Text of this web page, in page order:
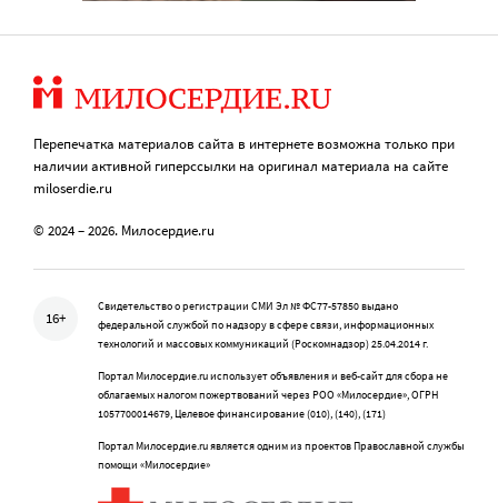
Перепечатка материалов сайта в интернете возможна только при
наличии активной гиперссылки на оригинал материала на сайте
miloserdie.ru
© 2024 – 2026. Милосердие.ru
16+
Свидетельство о регистрации СМИ Эл № ФС77-57850 выдано
федеральной службой по надзору в сфере связи, информационных
технологий и массовых коммуникаций (Роскомнадзор) 25.04.2014 г.
Портал Милосердие.ru использует объявления и веб-сайт для сбора не
облагаемых налогом пожертвований через РОО «Милосердие», ОГРН
1057700014679, Целевое финансирование (010), (140), (171)
Портал Милосердие.ru является одним из проектов Православной службы
помощи «Милосердие»